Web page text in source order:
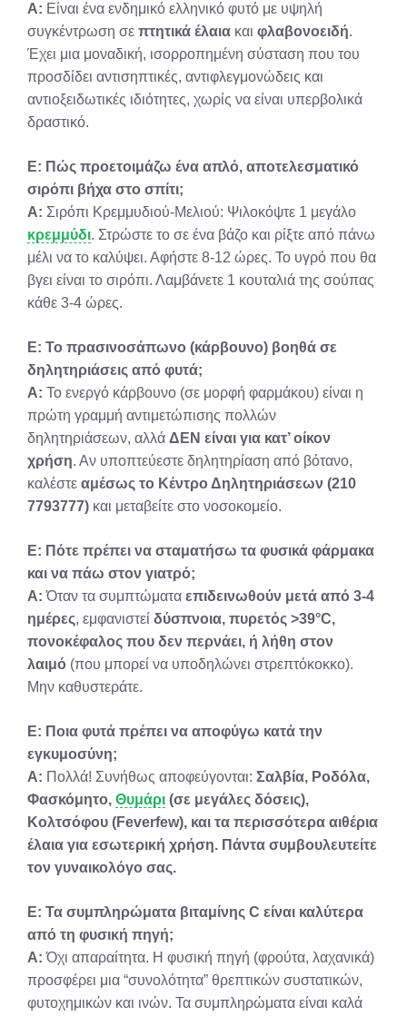
Α: Είναι ένα ενδημικό ελληνικό φυτό με υψηλή
συγκέντρωση σε πτητικά έλαια και φλαβονοειδή.
Έχει μια μοναδική, ισορροπημένη σύσταση που του
προσδίδει αντισηπτικές, αντιφλεγμονώδεις και
αντιοξειδωτικές ιδιότητες, χωρίς να είναι υπερβολικά
δραστικό.
Ε: Πώς προετοιμάζω ένα απλό, αποτελεσματικό
σιρόπι βήχα στο σπίτι;
Α: Σιρόπι Κρεμμυδιού-Μελιού: Ψιλοκόψτε 1 μεγάλο
κρεμμύδι. Στρώστε το σε ένα βάζο και ρίξτε από πάνω
μέλι να το καλύψει. Αφήστε 8-12 ώρες. Το υγρό που θα
βγει είναι το σιρόπι. Λαμβάνετε 1 κουταλιά της σούπας
κάθε 3-4 ώρες.
Ε: Το πρασινοσάπωνο (κάρβουνο) βοηθά σε
δηλητηριάσεις από φυτά;
Α: Το ενεργό κάρβουνο (σε μορφή φαρμάκου) είναι η
πρώτη γραμμή αντιμετώπισης πολλών
δηλητηριάσεων, αλλά ΔΕΝ είναι για κατ’ οίκον
χρήση. Αν υποπτεύεστε δηλητηρίαση από βότανο,
καλέστε αμέσως το Κέντρο Δηλητηριάσεων (210
7793777) και μεταβείτε στο νοσοκομείο.
Ε: Πότε πρέπει να σταματήσω τα φυσικά φάρμακα
και να πάω στον γιατρό;
Α: Όταν τα συμπτώματα επιδεινωθούν μετά από 3-4
ημέρες, εμφανιστεί δύσπνοια, πυρετός >39°C,
πονοκέφαλος που δεν περνάει, ή λήθη στον
λαιμό (που μπορεί να υποδηλώνει στρεπτόκοκκο).
Μην καθυστεράτε.
Ε: Ποια φυτά πρέπει να αποφύγω κατά την
εγκυμοσύνη;
Α: Πολλά! Συνήθως αποφεύγονται: Σαλβία, Ροδόλα,
Φασκόμητο, Θυμάρι (σε μεγάλες δόσεις),
Κολτσόφου (Feverfew), και τα περισσότερα αιθέρια
έλαια για εσωτερική χρήση. Πάντα συμβουλευτείτε
τον γυναικολόγο σας.
Ε: Τα συμπληρώματα βιταμίνης C είναι καλύτερα
από τη φυσική πηγή;
Α: Όχι απαραίτητα. Η φυσική πηγή (φρούτα, λαχανικά)
προσφέρει μια “συνολότητα” θρεπτικών συστατικών,
φυτοχημικών και ινών. Τα συμπληρώματα είναι καλά